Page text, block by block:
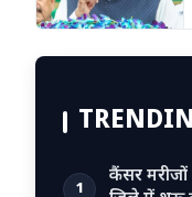
1
कैंसर मरीजों